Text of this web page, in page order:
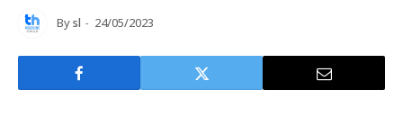
Bysl 24/05/2023